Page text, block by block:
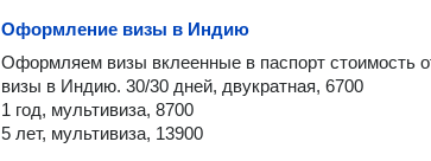
Оформление визы в Индию
Оформляем визы вклеенные в паспорт стоимость
визы в Индию. 30/30 дней, двукратная, 6700
1 год, мультивиза, 8700
5 лет, мультивиза, 13900